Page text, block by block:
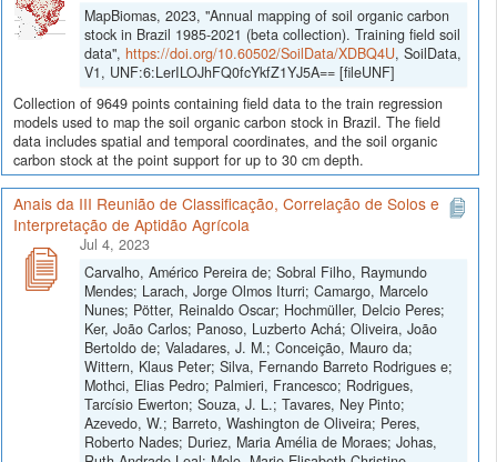
MapBiomas, 2023, "Annual mapping of soil organic carbon
stock in Brazil 1985-2021 (beta collection). Training field soil
data", https://doi.org/10.60502/SoilData/XDBQ4U, SoilData,
V1, UNF:6:LerILOJhFQ0fcYkfZ1YJ5A== [fileUNF]
Collection of 9649 points containing field data to the train regression
models used to map the soil organic carbon stock in Brazil. The field
data includes spatial and temporal coordinates, and the soil organic
carbon stock at the point support for up to 30 cm depth.
Anais da III Reunião de Classificação, Correlação de Solos e
Interpretação de Aptidão Agrícola
Jul 4, 2023
Carvalho, Américo Pereira de; Sobral Filho, Raymundo
Mendes; Larach, Jorge Olmos Iturri; Camargo, Marcelo
Nunes; Pötter, Reinaldo Oscar; Hochmüller, Delcio Peres;
Ker, João Carlos; Panoso, Luzberto Achá; Oliveira, João
Bertoldo de; Valadares, J. M.; Conceição, Mauro da;
Wittern, Klaus Peter; Silva, Fernando Barreto Rodrigues e;
Mothci, Elias Pedro; Palmieri, Francesco; Rodrigues,
Tarcísio Ewerton; Souza, J. L.; Tavares, Ney Pinto;
Azevedo, W.; Barreto, Washington de Oliveira; Peres,
Roberto Nades; Duriez, Maria Amélia de Moraes; Johas,